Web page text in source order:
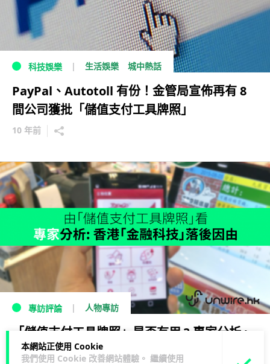
本網站正使用 Cookie
我們使用 Cookie 改善網站體驗。 繼續使用
科技娛樂 生活娛樂 城中熱話
PayPal、Autotoll 有份！金管局宣佈再有 8
間公司獲批「儲值支付工具牌照」
10 年前
專訪評論 人物專訪
「儲值支付工具牌照」是否有用 ? 專家分析 :
香港「金融科技」落後因由